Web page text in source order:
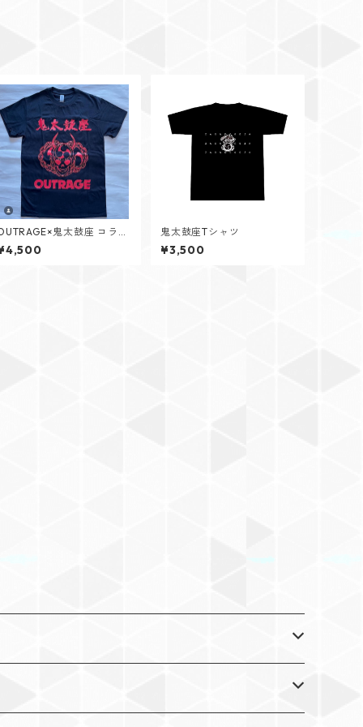
鬼太鼓座 コラボ
シャツ【赤・白】
鬼太鼓座Tシャツ
¥3,500